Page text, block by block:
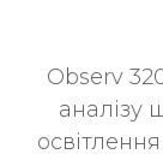
Observ
аналізу